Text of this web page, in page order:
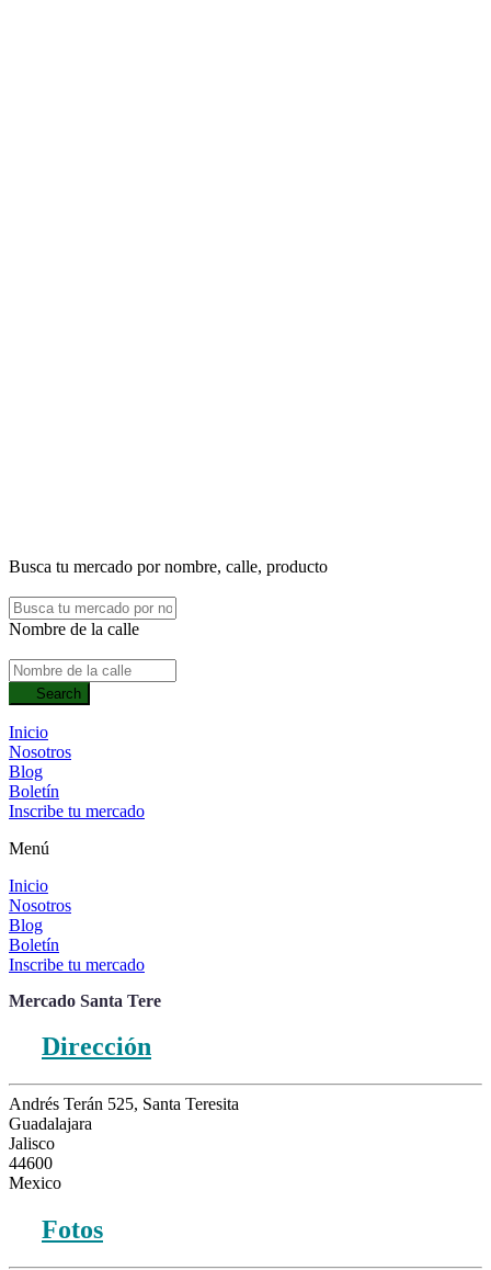
Busca tu mercado por nombre, calle, producto
Nombre de la calle
Search
Inicio
Nosotros
Blog
Boletín
Inscribe tu mercado
Menú
Inicio
Nosotros
Blog
Boletín
Inscribe tu mercado
Mercado Santa Tere
Dirección
Andrés Terán 525, Santa Teresita
Guadalajara
Jalisco
44600
Mexico
Fotos